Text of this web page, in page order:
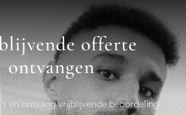
offerte
ontvangen
en ontvang vrijblijvende beoordeling